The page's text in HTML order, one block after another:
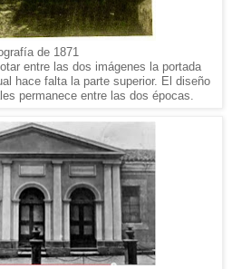
de 1871
entre las dos imágenes la portada
hace falta la parte superior. El diseño
permanece entre las dos épocas.